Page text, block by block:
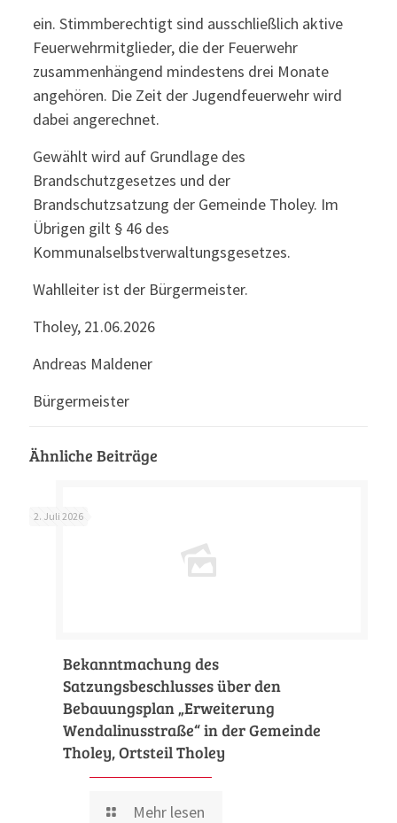
ein. Stimmberechtigt sind ausschließlich aktive
Feuerwehrmitglieder, die der Feuerwehr
zusammenhängend mindestens drei Monate
angehören. Die Zeit der Jugendfeuerwehr wird
dabei angerechnet.
Gewählt wird auf Grundlage des
Brandschutzgesetzes und der
Brandschutzsatzung der Gemeinde Tholey. Im
Übrigen gilt § 46 des
Kommunalselbstverwaltungsgesetzes.
Wahlleiter ist der Bürgermeister.
Tholey, 21.06.2026
Andreas Maldener
Bürgermeister
Ähnliche Beiträge
2. Juli 2026
Bekanntmachung des
Satzungsbeschlusses über den
Bebauungsplan „Erweiterung
Wendalinusstraße“ in der Gemeinde
Tholey, Ortsteil Tholey
Mehr lesen